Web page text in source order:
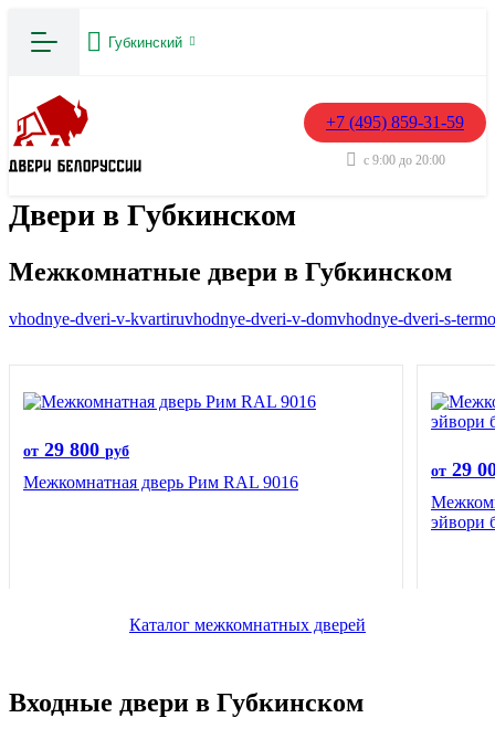
Губкинский
+7 (495) 859-31-59
с 9:00 до 20:00
Двери в Губкинском
Межкомнатные двери в Губкинском
vhodnye-dveri-v-kvartiruvhodnye-dveri-v-domvhodnye-dveri-s-
от 29 800 руб
Межкомнатная дверь Рим RAL 9016
от 29
эйвори
Каталог межкомнатных дверей
Входные двери в Губкинском